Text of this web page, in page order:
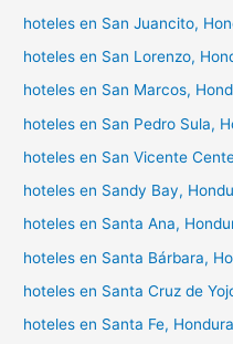
hoteles en San Juancito,
hoteles en San Lorenzo,
hoteles en San Marcos,
hoteles en San Pedro Sula,
hoteles en San Vicente
hoteles en Sandy Bay,
hoteles en Santa Ana,
hoteles en Santa Bárbara,
hoteles en Santa Cruz de
hoteles en Santa Fe,